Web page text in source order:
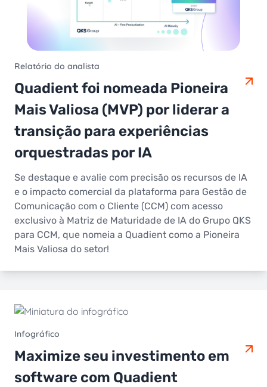
Relatório do analista
Quadient foi nomeada Pioneira
Mais Valiosa (MVP) por liderar a
transição para experiências
orquestradas por IA
Se destaque e avalie com precisão os recursos de IA
e o impacto comercial da plataforma para Gestão de
Comunicação com o Cliente (CCM) com acesso
exclusivo à Matriz de Maturidade de IA do Grupo QKS
para CCM, que nomeia a Quadient como a Pioneira
Mais Valiosa do setor!
Infográfico
Maximize seu investimento em
software com Quadient